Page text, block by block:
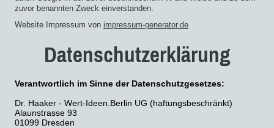
zuvor benannten Zweck einverstanden.
Website Impressum von impressum-generator.de
Datenschutzerklärung
Verantwortlich im Sinne der Datenschutzgesetzes:
Dr. Haaker - Wert-Ideen.Berlin UG (haftungsbeschränkt)
Alaunstrasse 93
01099 Dresden